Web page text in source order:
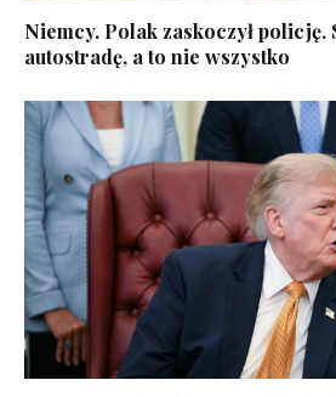
Niemcy. Polak zaskoczył policję.
autostradę, a to nie wszystko